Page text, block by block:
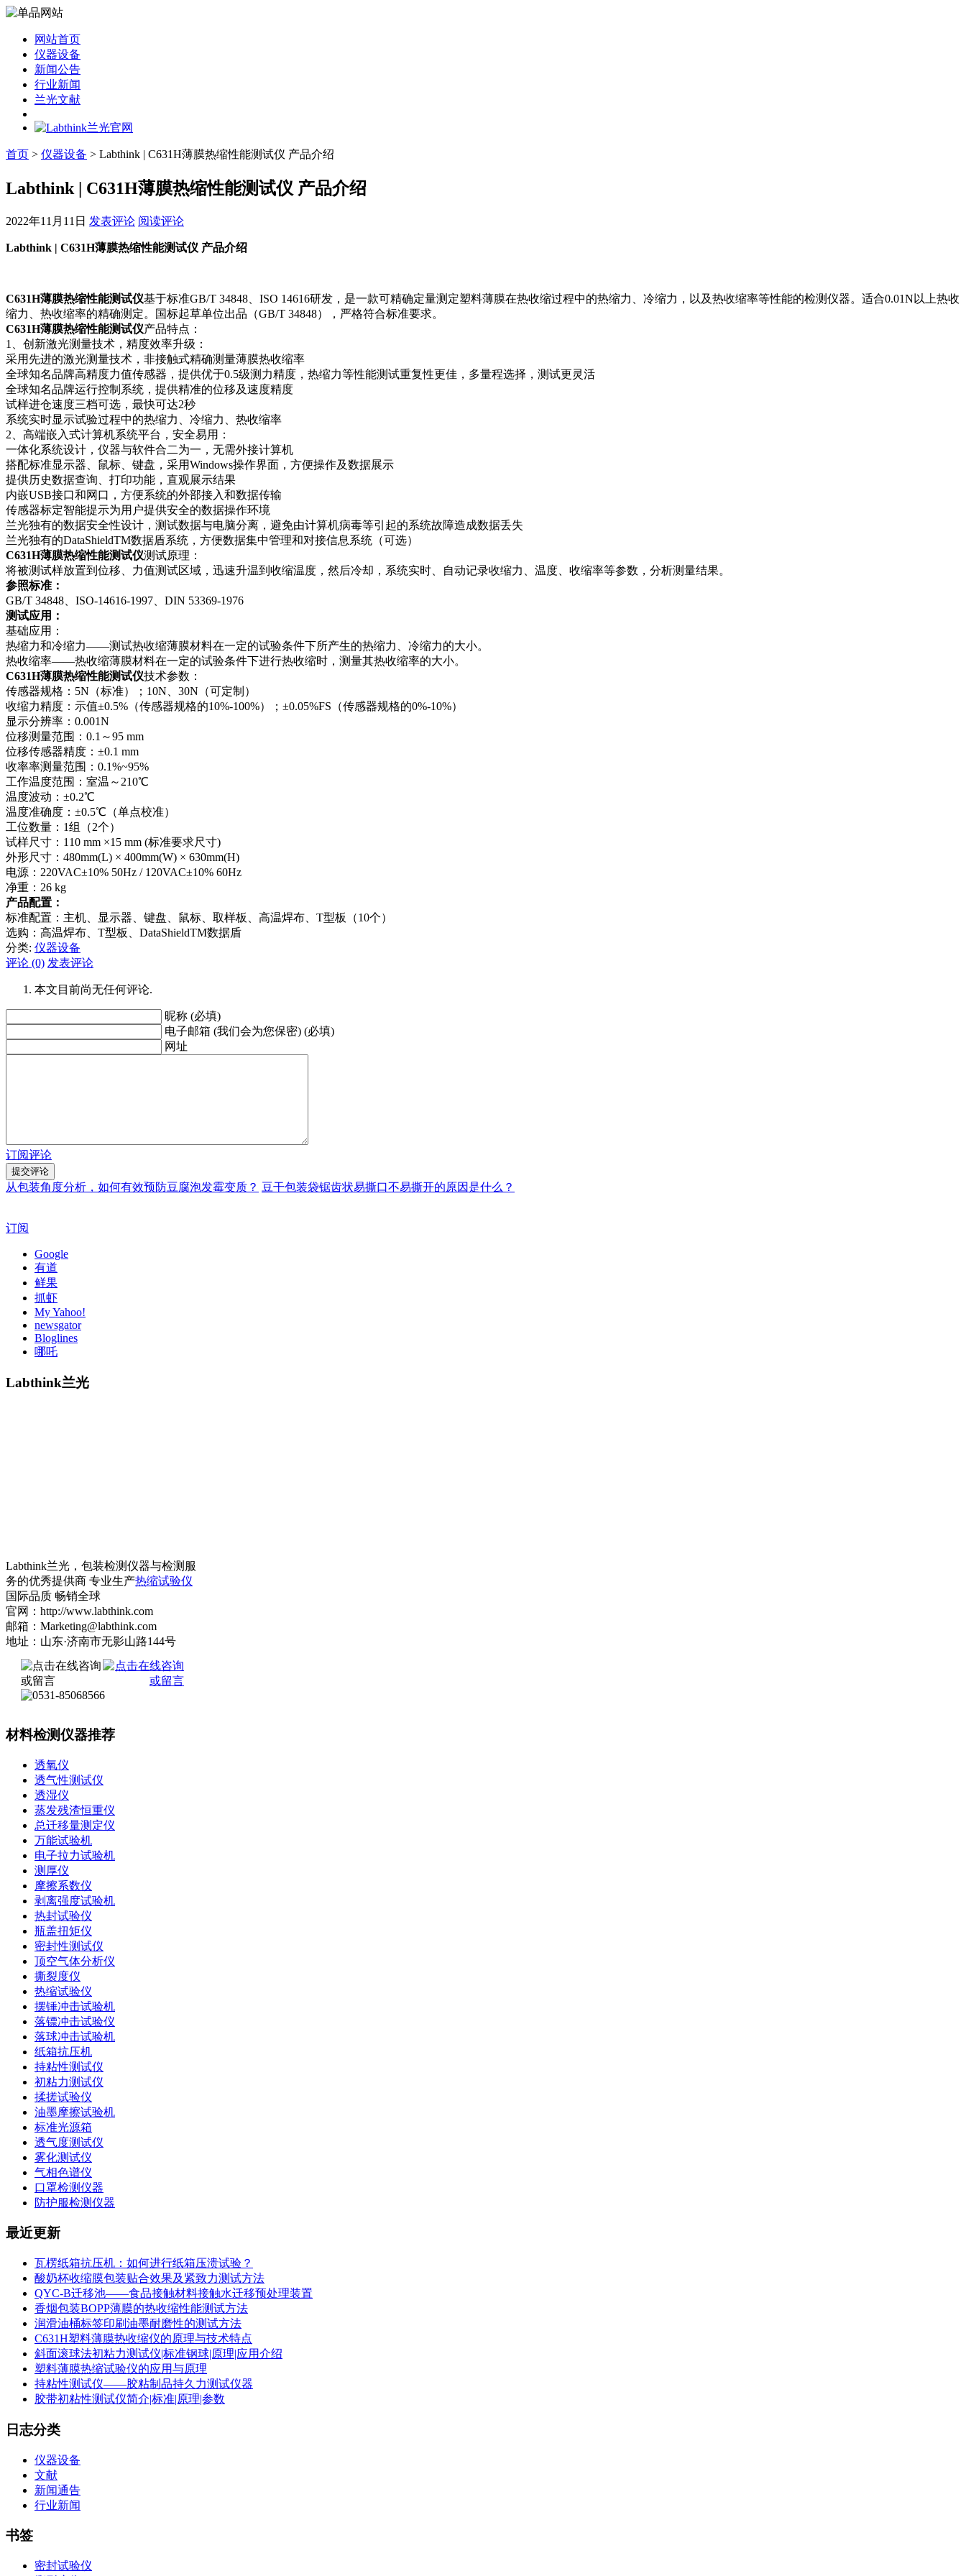
网站首页
仪器设备
新闻公告
行业新闻
兰光文献
首页 > 仪器设备 > Labthink | C631H薄膜热缩性能测试仪 产品介绍
Labthink | C631H薄膜热缩性能测试仪 产品介绍
2022年11月11日 发表评论 阅读评论
Labthink | C631H薄膜热缩性能测试仪 产品介绍
C631H薄膜热缩性能测试仪基于标准GB/T 34848、ISO 14616研发，是一款可精确定量测定塑料薄膜在热收缩过程中的热缩力、冷缩力，以及热收缩率等性能的检测仪器。适合0.01N以上热收
缩力、热收缩率的精确测定。国标起草单位出品（GB/T 34848），严格符合标准要求。
C631H薄膜热缩性能测试仪产品特点：
1、创新激光测量技术，精度效率升级：
采用先进的激光测量技术，非接触式精确测量薄膜热收缩率
全球知名品牌高精度力值传感器，提供优于0.5级测力精度，热缩力等性能测试重复性更佳，多量程选择，测试更灵活
全球知名品牌运行控制系统，提供精准的位移及速度精度
试样进仓速度三档可选，最快可达2秒
系统实时显示试验过程中的热缩力、冷缩力、热收缩率
2、高端嵌入式计算机系统平台，安全易用：
一体化系统设计，仪器与软件合二为一，无需外接计算机
搭配标准显示器、鼠标、键盘，采用Windows操作界面，方便操作及数据展示
提供历史数据查询、打印功能，直观展示结果
内嵌USB接口和网口，方便系统的外部接入和数据传输
传感器标定智能提示为用户提供安全的数据操作环境
兰光独有的数据安全性设计，测试数据与电脑分离，避免由计算机病毒等引起的系统故障造成数据丢失
兰光独有的DataShieldTM数据盾系统，方便数据集中管理和对接信息系统（可选）
C631H薄膜热缩性能测试仪测试原理：
将被测试样放置到位移、力值测试区域，迅速升温到收缩温度，然后冷却，系统实时、自动记录收缩力、温度、收缩率等参数，分析测量结果。
参照标准：
GB/T 34848、ISO-14616-1997、DIN 53369-1976
测试应用：
基础应用：
热缩力和冷缩力——测试热收缩薄膜材料在一定的试验条件下所产生的热缩力、冷缩力的大小。
热收缩率——热收缩薄膜材料在一定的试验条件下进行热收缩时，测量其热收缩率的大小。
C631H薄膜热缩性能测试仪技术参数：
传感器规格：5N（标准）；10N、30N（可定制）
收缩力精度：示值±0.5%（传感器规格的10%-100%）；±0.05%FS（传感器规格的0%-10%）
显示分辨率：0.001N
位移测量范围：0.1～95 mm
位移传感器精度：±0.1 mm
收率率测量范围：0.1%~95%
工作温度范围：室温～210℃
温度波动：±0.2℃
温度准确度：±0.5℃（单点校准）
工位数量：1组（2个）
试样尺寸：110 mm ×15 mm (标准要求尺寸)
外形尺寸：480mm(L) × 400mm(W) × 630mm(H)
电源：220VAC±10% 50Hz / 120VAC±10% 60Hz
净重：26 kg
产品配置：
标准配置：主机、显示器、键盘、鼠标、取样板、高温焊布、T型板（10个）
选购：高温焊布、T型板、DataShieldTM数据盾
分类: 仪器设备
评论 (0) 发表评论
本文目前尚无任何评论.
昵称 (必填)
电子邮箱 (我们会为您保密) (必填)
网址
订阅评论
从包装角度分析，如何有效预防豆腐泡发霉变质？ 豆干包装袋锯齿状易撕口不易撕开的原因是什么？
订阅
Google
有道
鲜果
抓虾
My Yahoo!
newsgator
Bloglines
哪吒
Labthink兰光
Labthink兰光，包装检测仪器与检测服
务的优秀提供商 专业生产热缩试验仪
国际品质 畅销全球
官网：http://www.labthink.com
邮箱：Marketing@labthink.com
地址：山东·济南市无影山路144号
材料检测仪器推荐
透氧仪
透气性测试仪
透湿仪
蒸发残渣恒重仪
总迁移量测定仪
万能试验机
电子拉力试验机
测厚仪
摩擦系数仪
剥离强度试验机
热封试验仪
瓶盖扭矩仪
密封性测试仪
顶空气体分析仪
撕裂度仪
热缩试验仪
摆锤冲击试验机
落镖冲击试验仪
落球冲击试验机
纸箱抗压机
持粘性测试仪
初粘力测试仪
揉搓试验仪
油墨摩擦试验机
标准光源箱
透气度测试仪
雾化测试仪
气相色谱仪
口罩检测仪器
防护服检测仪器
最近更新
瓦楞纸箱抗压机：如何进行纸箱压溃试验？
酸奶杯收缩膜包装贴合效果及紧致力测试方法
QYC-B迁移池——食品接触材料接触水迁移预处理装置
香烟包装BOPP薄膜的热收缩性能测试方法
润滑油桶标签印刷油墨耐磨性的测试方法
C631H塑料薄膜热收缩仪的原理与技术特点
斜面滚球法初粘力测试仪|标准钢球|原理|应用介绍
塑料薄膜热缩试验仪的应用与原理
持粘性测试仪——胶粘制品持久力测试仪器
胶带初粘性测试仪简介|标准|原理|参数
日志分类
仪器设备
文献
新闻通告
行业新闻
书签
密封试验仪